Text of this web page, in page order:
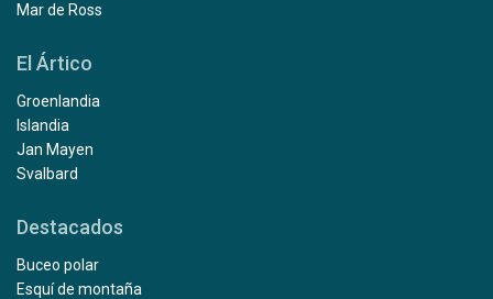
Mar de Ross
El Ártico
Groenlandia
Islandia
Jan Mayen
Svalbard
Destacados
Buceo polar
Esquí de montaña